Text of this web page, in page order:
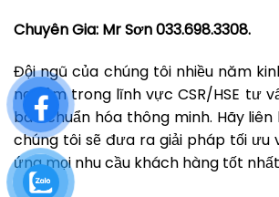
Chuyên Gia: Mr Sơn 033.698.3308.
Đội ngũ của chúng tôi nhiều năm
nghiệm trong lĩnh vực CSR/HSE tư
báo chuẩn hóa thông minh. Hãy liên
chúng tôi sẽ đưa ra giải pháp tối ưu
ứng mọi nhu cầu khách hàng tốt